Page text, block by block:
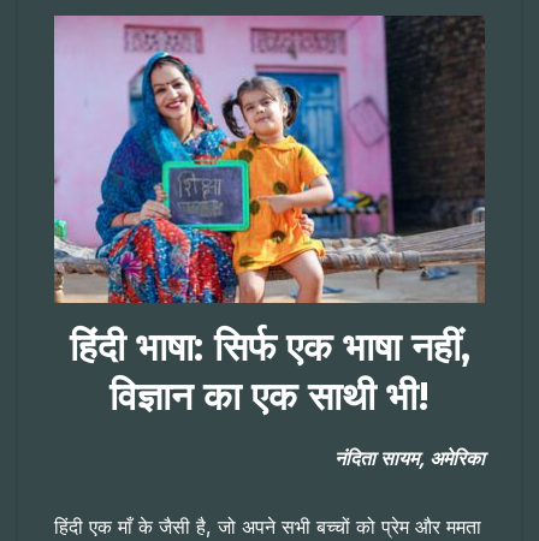
हिंदी भाषा: सिर्फ एक भाषा नहीं,
विज्ञान का एक साथी भी!
नंदिता सायम, अमेरिका
हिंदी एक माँ के जैसी है, जो अपने सभी बच्चों को प्रेम और ममता